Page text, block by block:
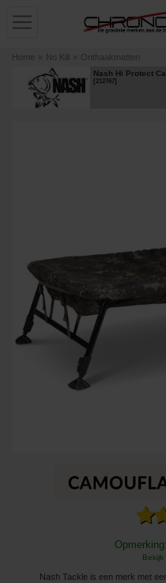
Home » No Kill » Onthaakmatten
Nash Hi Protect
[212767]
Nash Tackle is een merk met